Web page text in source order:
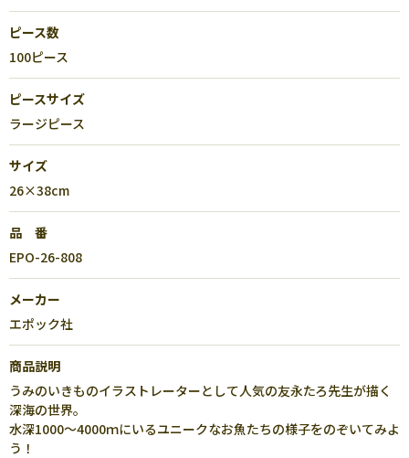
ピース数
100ピース
ピースサイズ
ラージピース
サイズ
26×38cm
品 番
EPO-26-808
メーカー
エポック社
商品説明
うみのいきものイラストレーターとして人気の友永たろ先生が描く
深海の世界。
水深1000～4000ｍにいるユニークなお魚たちの様子をのぞいてみよ
う！